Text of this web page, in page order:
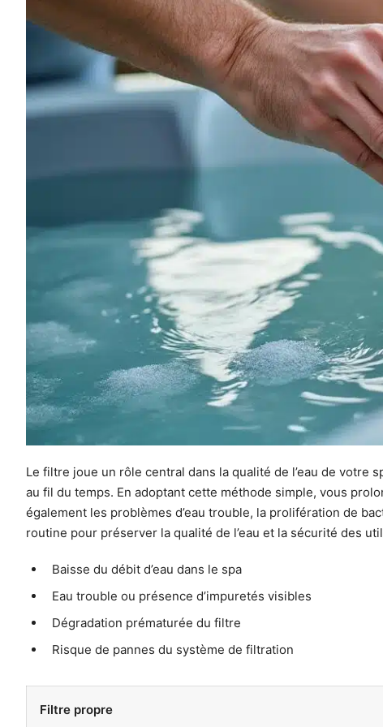
Le filtre joue un rôle central dans la qualité de l’eau de votre
au fil du temps. En adoptant cette méthode simple, vous
également les problèmes d’eau trouble, la prolifération de
routine pour préserver la qualité de l’eau et la sécurité des
Baisse du débit d’eau dans le spa
Eau trouble ou présence d’impuretés visibles
Dégradation prématurée du filtre
Risque de pannes du système de filtration
Filtre propre